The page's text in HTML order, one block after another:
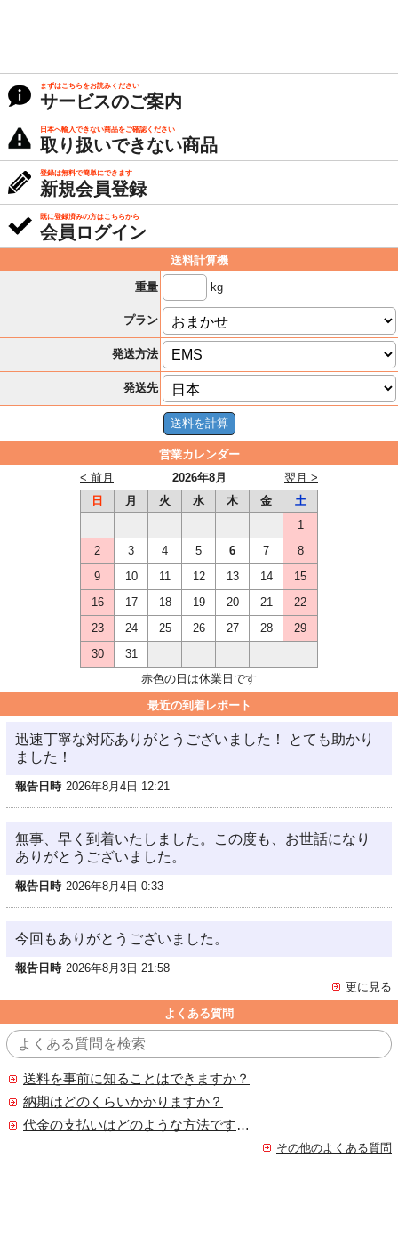
まずはこちらをお読みください
サービスのご案内
日本へ輸入できない商品をご確認ください
取り扱いできない商品
登録は無料で簡単にできます
新規会員登録
既に登録済みの方はこちらから
会員ログイン
送料計算機
重量
kg
プラン
発送方法
発送先
営業カレンダー
2026年8月
< 前月
翌月 >
日
月 火 水 木 金
土
1
2
3 4 5 6 7
8
9
10 11 12 13 14
15
16
17 18 19 20 21
22
23
24 25 26 27 28
29
30
31
赤色の日は休業日です
最近の到着レポート
迅速丁寧な対応ありがとうございました！ とても助かり
ました！
報告日時 2026年8月4日 12:21
無事、早く到着いたしました。この度も、お世話になり
ありがとうございました。
報告日時 2026年8月4日 0:33
今回もありがとうございました。
報告日時 2026年8月3日 21:58
更に見る
よくある質問
送料を事前に知ることはできますか？
納期はどのくらいかかりますか？
代金の支払いはどのような方法ですか？
その他のよくある質問